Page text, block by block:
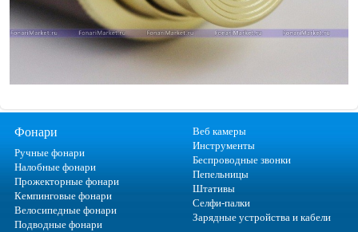
Фонари
Ручные фонари
Налобные фонари
Прожекторные фонари
Кемпинговые фонари
Велосипедные фонари
Подводные фонари
Веб камеры
Инструменты
Беспроводные звонки
Пепельницы
Штативы
Селфи-палки
Зарядные устройства и кабели